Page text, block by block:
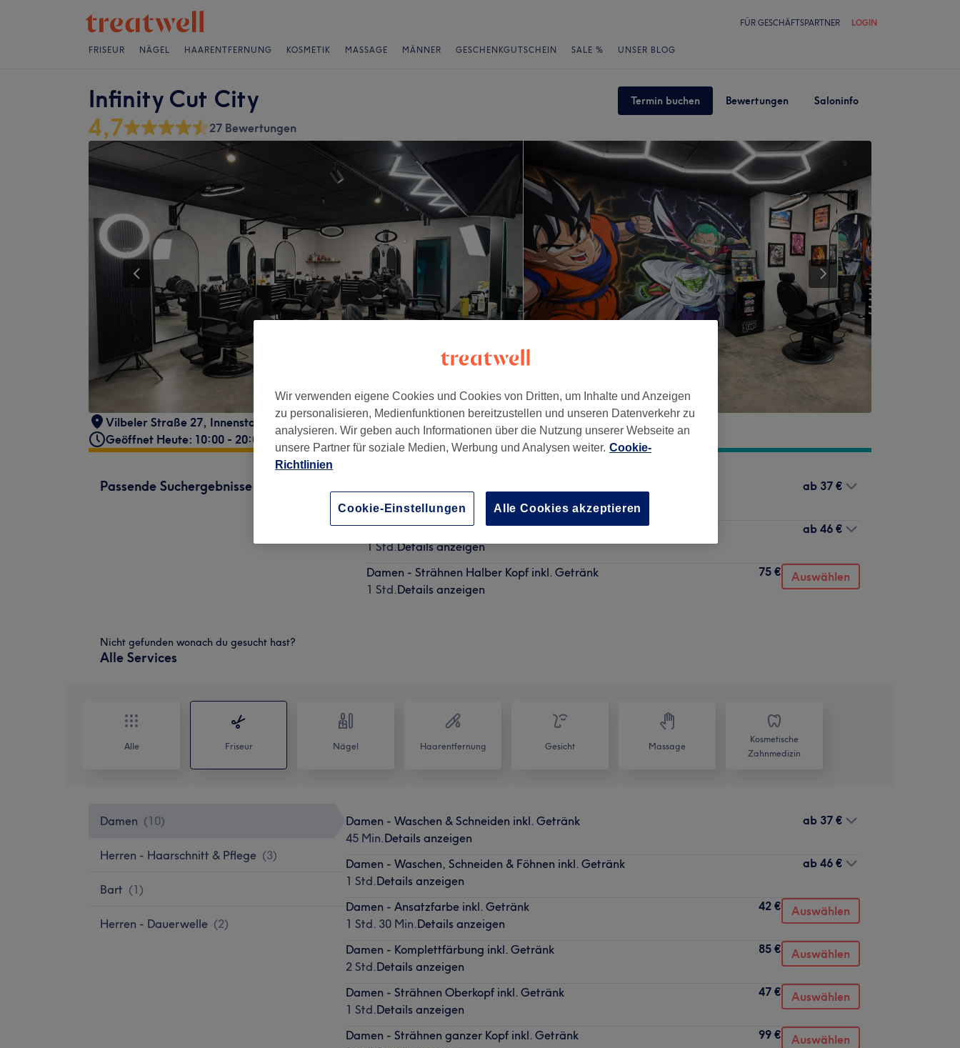
FÜR GESCHÄFTSPARTNER LOGIN
FRISEUR NÄGEL HAARENTFERNUNG KOSMETIK MASSAGE MÄNNER GESCHENKGUTSCHEIN SALE % UNSER BLOG
Infinity Cut City Termin buchen Bewertungen Saloninfo
4,7 27 Bewertungen
Vilbeler Straße 27, Innenstadt I , Frankfurt am Main, 60313
Geöffnet Heute: 10:00 - 20:00
Passende Suchergebnisse
45 Min.Details anzeigen
ab 37 €
Damen - Waschen, Schneiden & Föhnen inkl. Getränk
1 Std.Details anzeigen
ab 46 €
Damen - Strähnen Halber Kopf inkl. Getränk
1 Std.Details anzeigen
75 € Auswählen
Nicht gefunden wonach du gesucht hast?
Alle Services
Alle Friseur Nägel Haarentfernung Gesicht Massage
Kosmetische
Zahnmedizin
Damen (10)
Herren - Haarschnitt & Pflege (3)
Bart (1)
Herren - Dauerwelle (2)
Damen - Waschen & Schneiden inkl. Getränk
45 Min.Details anzeigen
ab 37 €
Damen - Waschen, Schneiden & Föhnen inkl. Getränk
1 Std.Details anzeigen
ab 46 €
Damen - Ansatzfarbe inkl. Getränk
1 Std. 30 Min.Details anzeigen
42 € Auswählen
Damen - Komplettfärbung inkl. Getränk
2 Std.Details anzeigen
85 € Auswählen
Damen - Strähnen Oberkopf inkl. Getränk
1 Std.Details anzeigen
47 € Auswählen
Damen - Strähnen ganzer Kopf inkl. Getränk
99 € Auswählen
Wir verwenden eigene Cookies und Cookies von Dritten, um Inhalte und Anzeigen
zu personalisieren, Medienfunktionen bereitzustellen und unseren Datenverkehr zu
analysieren. Wir geben auch Informationen über die Nutzung unserer Webseite an
unsere Partner für soziale Medien, Werbung und Analysen weiter. Cookie-
Richtlinien
Cookie-Einstellungen Alle Cookies akzeptieren